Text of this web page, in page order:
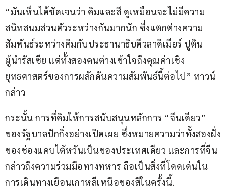
“มันเห็นได้ชัดเจนว่า คิมและสี ดูเหมือนจะไม่มีความ
สนิทสนมส่วนตัวระหว่างกันมากนัก ซึ่งแตกต่างความ
สัมพันธ์ระหว่างคิมกับประธานาธิบดีวลาดิเมียร์ ปูติน
ผู้นำรัสเซีย แต่ทั้งสองคนต่างเข้าใจถึงคุณค่าเชิง
ยุทธศาสตร์ของการผลักดันความสัมพันธ์นี้ต่อไป” ทาวน์
กล่าว
กระนั้น การที่คิมให้การสนับสนุนหลักการ “จีนเดียว”
ของรัฐบาลปักกิ่งอย่างเปิดเผย ซึ่งหมายความว่าทั้งสองฝั่ง
ของช่องแคบไต้หวันเป็นของประเทศเดียว และการที่จีน
กล่าวถึงความร่วมมือทางทหาร ถือเป็นสิ่งที่โดดเด่นใน
การเดินทางเยือนเกาหลีเหนือของสีในครั้งนี้.